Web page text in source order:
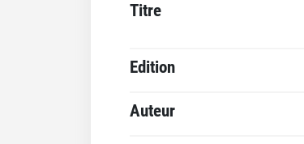
Titre
Edition
Auteur